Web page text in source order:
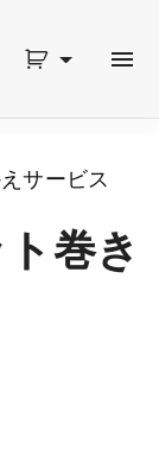
サービス
巻き